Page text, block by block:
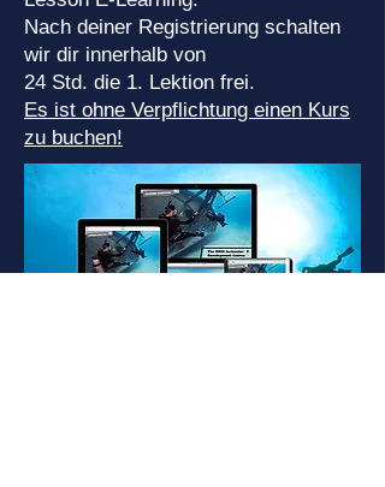
Nach deiner Registrierung schalten
wir dir innerhalb von
24 Std. die 1. Lektion frei.
Es ist ohne Verpflichtung einen Kurs
zu buchen!